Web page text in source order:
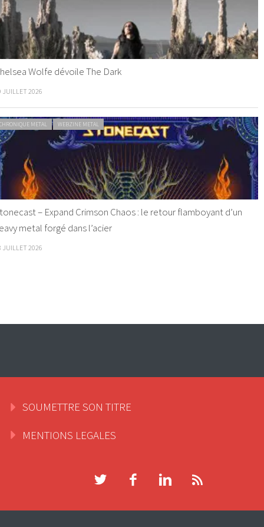
Wolfe dévoile The Dark
JUILLET 2026
METAL WEBZINE METAL
– Expand Crimson Chaos : le retour flamboyant d’un
metal forgé dans l’acier
JUILLET 2026
SOUMETTRE SON TITRE
MENTIONS LEGALES